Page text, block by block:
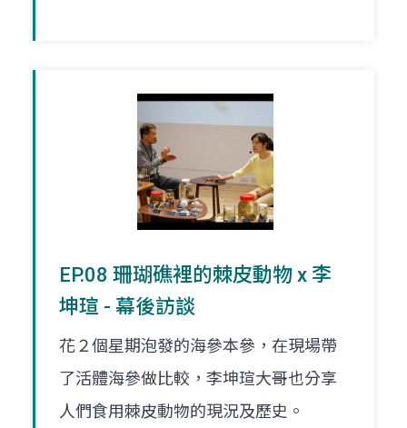
EP.08 珊瑚礁裡的棘皮動物 x 李
坤瑄 - 幕後訪談
花２個星期泡發的海參本參，在現場帶
了活體海參做比較，李坤瑄大哥也分享
人們食用棘皮動物的現況及歷史。